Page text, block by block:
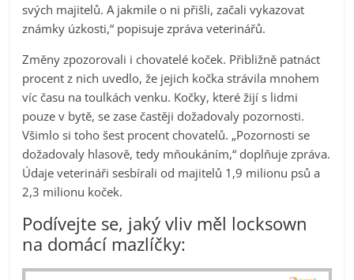
svých majitelů. A jakmile o ni přišli, začali vykazovat
známky úzkosti,“ popisuje zpráva veterinářů.
Změny zpozorovali i chovatelé koček. Přibližně patnáct
procent z nich uvedlo, že jejich kočka strávila mnohem
víc času na toulkách venku. Kočky, které žijí s lidmi
pouze v bytě, se zase častěji dožadovaly pozornosti.
Všimlo si toho šest procent chovatelů. „Pozornosti se
dožadovaly hlasově, tedy mňoukáním,“ doplňuje zpráva.
Údaje veterináři sesbírali od majitelů 1,9 milionu psů a
2,3 milionu koček.
Podívejte se, jaký vliv měl locksown
na domácí mazlíčky: